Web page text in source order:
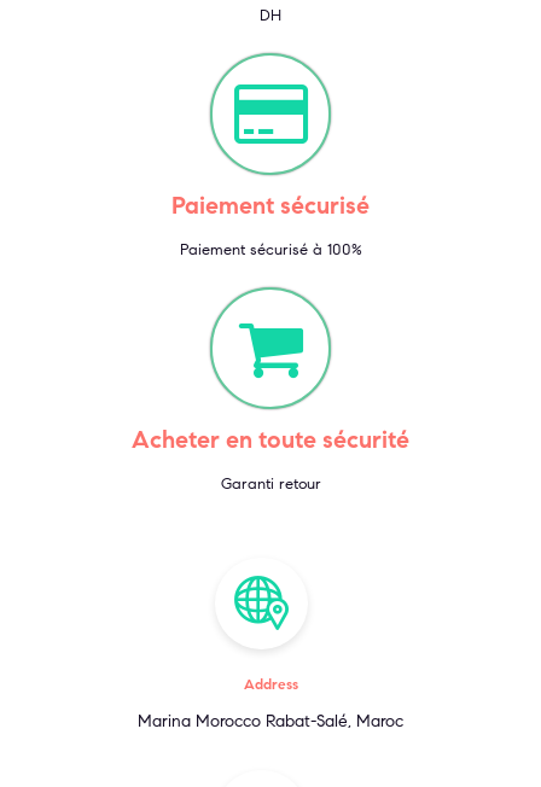
DH
Paiement sécurisé
Paiement sécurisé à 100%
Acheter en toute sécurité
Garanti retour
Address
Marina Morocco Rabat-Salé, Maroc